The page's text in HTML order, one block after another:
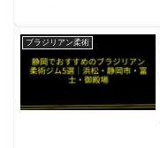
ブラジリアン柔術